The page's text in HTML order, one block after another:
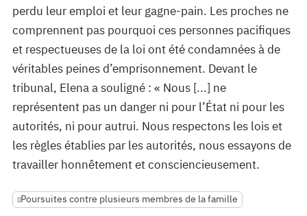
perdu leur emploi et leur gagne-pain. Les proches ne
comprennent pas pourquoi ces personnes pacifiques
et respectueuses de la loi ont été condamnées à de
véritables peines d’emprisonnement. Devant le
tribunal, Elena a souligné : « Nous [...] ne
représentent pas un danger ni pour l’État ni pour les
autorités, ni pour autrui. Nous respectons les lois et
les règles établies par les autorités, nous essayons de
travailler honnêtement et consciencieusement.
Poursuites contre plusieurs membres de la famille